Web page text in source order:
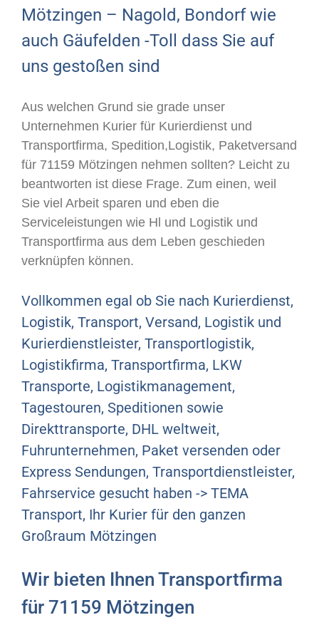
Mötzingen – Nagold, Bondorf wie
auch Gäufelden -Toll dass Sie auf
uns gestoßen sind
Aus welchen Grund sie grade unser
Unternehmen Kurier für Kurierdienst und
Transportfirma, Spedition,Logistik, Paketversand
für 71159 Mötzingen nehmen sollten? Leicht zu
beantworten ist diese Frage. Zum einen, weil
Sie viel Arbeit sparen und eben die
Serviceleistungen wie Hl und Logistik und
Transportfirma aus dem Leben geschieden
verknüpfen können.
Vollkommen egal ob Sie nach Kurierdienst,
Logistik, Transport, Versand, Logistik und
Kurierdienstleister, Transportlogistik,
Logistikfirma, Transportfirma, LKW
Transporte, Logistikmanagement,
Tagestouren, Speditionen sowie
Direkttransporte, DHL weltweit,
Fuhrunternehmen, Paket versenden oder
Express Sendungen, Transportdienstleister,
Fahrservice gesucht haben -> TEMA
Transport, Ihr Kurier für den ganzen
Großraum Mötzingen
Wir bieten Ihnen Transportfirma
für 71159 Mötzingen